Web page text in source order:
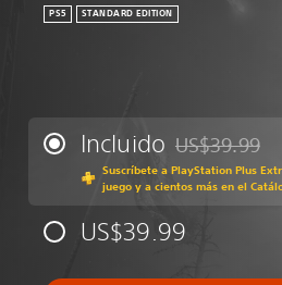
PS5 STANDARD EDITION
Incluido Rebajado del
US$39.99
Suscríbete a PlayStation Plus
juego y a cientos más en el
US$39.99